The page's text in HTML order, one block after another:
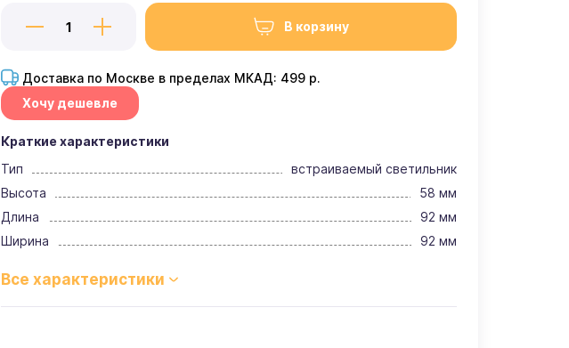
В корзину
Доставка по Москве в пределах МКАД: 499 р.
Хочу дешевле
Краткие характеристики
Тип
встраиваемый светильник
Высота
58 мм
Длина
92 мм
Ширина
92 мм